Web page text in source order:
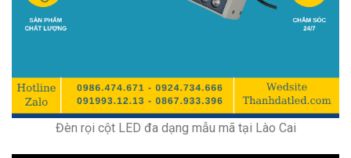
Đèn rọi cột LED đa dạng mẫu mã tại Lào Cai